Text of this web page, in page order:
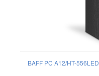
BAFF PC A12/HT-556LED